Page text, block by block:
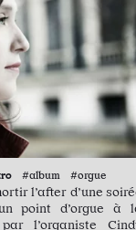
#album #orgue
l’after d’une
point d’orgue à
l’organiste